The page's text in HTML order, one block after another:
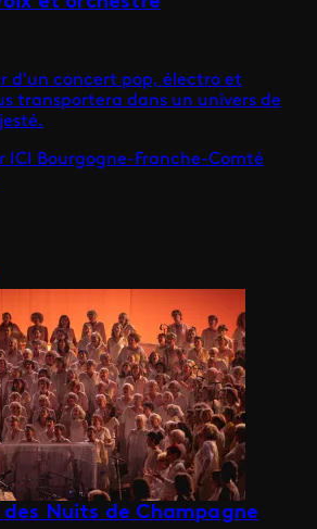
d'un concert pop, électro et
transportera dans un univers de
ICI Bourgogne-Franche-Comté
Nuits de Champagne